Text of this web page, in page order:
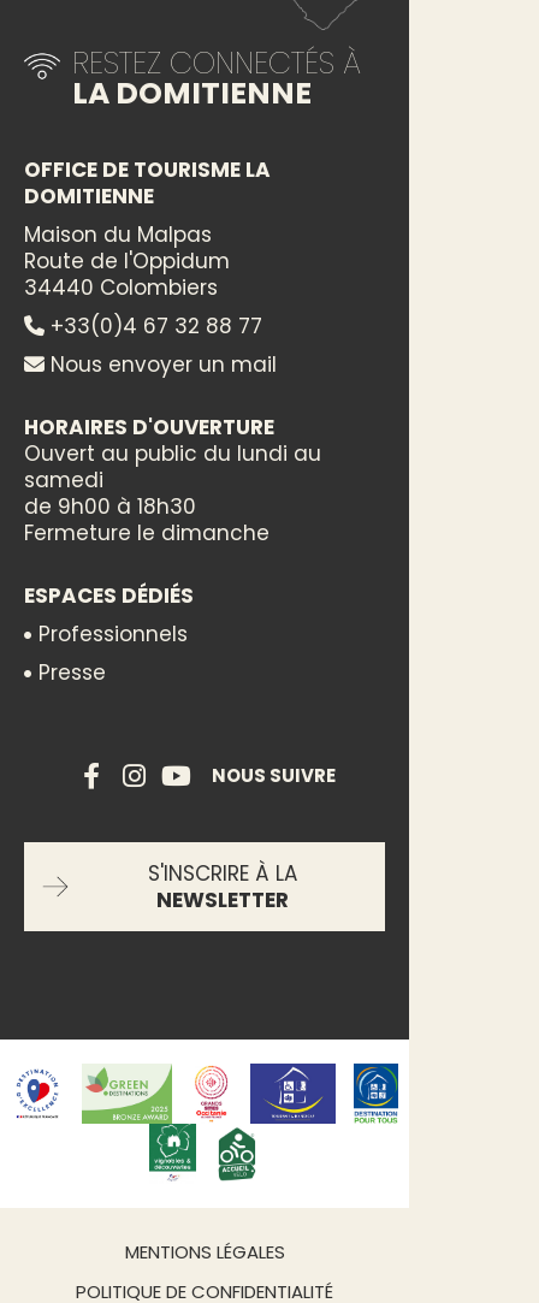
RESTEZ CONNECTÉS À
LA DOMITIENNE
OFFICE DE TOURISME LA
DOMITIENNE
Maison du Malpas
Route de l'Oppidum
34440 Colombiers
+33(0)4 67 32 88 77
Nous envoyer un mail
HORAIRES D'OUVERTURE
Ouvert au public du lundi au
samedi
de 9h00 à 18h30
Fermeture le dimanche
ESPACES DÉDIÉS
Professionnels
Presse
NOUS SUIVRE
S'INSCRIRE À LA
NEWSLETTER
MENTIONS LÉGALES
POLITIQUE DE CONFIDENTIALITÉ